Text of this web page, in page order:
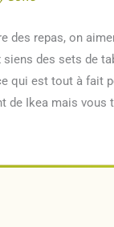
des repas, on
siens des sets de
qui est tout à fait
de Ikea mais vous